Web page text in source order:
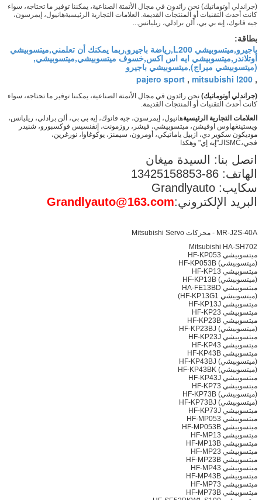
(جراندلي أوتوماتيك) نحن رائدون في مجال الأتمتة الصناعية، يمكننا توفير ما تحتاجه، سواء
كانت أحدث التقنيات أو المنتجات القديمة. العلامات التجارية الرئيسيةهانيول، إيمرسون،
جيه فانوك، إيه بي بي، ألن برادلي، ريليانس...
بطاقة:
باجيرو,ميتسوبيشي L200,رياضة باجيرو,ربما يمكنك أن تعلمني,ميتسوبيشي
أوتلاندر,ميتسوبيشي ايه اس اكس,خسوف ميتسوبيشي,ميتسوبيشي,
(ميتسوبيشي ميراج),ميتسوبيشي باجيرو
,
mitsubishi l200
,
pajero sport
(جراندلي أوتوماتيك) نحن رائدون في مجال الأتمتة الصناعية، يمكننا توفير ما تحتاجه، سواء
كانت أحدث التقنيات أو المنتجات القديمة.
العلامات التجارية الرئيسيةهانيول، إيمرسون، جيه فانوك، إيه بي بي، ألن برادلي، ريليانس،
ويستينغهاوس اوفيشن، ميتسوبيشي، فيشر، روزمونت، إنفنسيس فوكسبورو، شنيدر
موديكون سكوير دي، ازبيل ياماتيكي، أومرون، سيمنز، يوكوغاوا، نورغرين،
فجي،SMCالـ"إيه إي" وهكذا
اتصل بنا: السيدة ميغان
الهاتف: 86-13425158853
سكايب: Grandlyauto
البريد الإلكتروني:Grandlyauto@163.com
MR-J2S-40A - محركات Mitsubishi Servo
Mitsubishi HA-SH702
ميتسوبيشي HF-KP053
(ميتسوبيشي) HF-KP053B
ميتسوبيشي HF-KP13
(ميتسوبيشي) HF-KP13B
ميتسوبيشي HA-FE13BD
(ميتسوبيشي HF-KP13G1)
ميتسوبيشي HF-KP13J
ميتسوبيشي HF-KP23
ميتسوبيشي HF-KP23B
(ميتسوبيشي) HF-KP23BJ
ميتسوبيشي HF-KP23J
ميتسوبيشي HF-KP43
ميتسوبيشي HF-KP43B
(ميتسوبيشي) HF-KP43BJ
(ميتسوبيشي) HF-KP43BK
ميتسوبيشي HF-KP43J
ميتسوبيشي HF-KP73
(ميتسوبيشي) HF-KP73B
(ميتسوبيشي) HF-KP73BJ
ميتسوبيشي HF-KP73J
ميتسوبيشي HF-MP053
ميتسوبيشي HF-MP053B
ميتسوبيشي HF-MP13
ميتسوبيشي HF-MP13B
ميتسوبيشي HF-MP23
ميتسوبيشي HF-MP23B
ميتسوبيشي HF-MP43
ميتسوبيشي HF-MP43B
ميتسوبيشي HF-MP73
ميتسوبيشي HF-MP73B